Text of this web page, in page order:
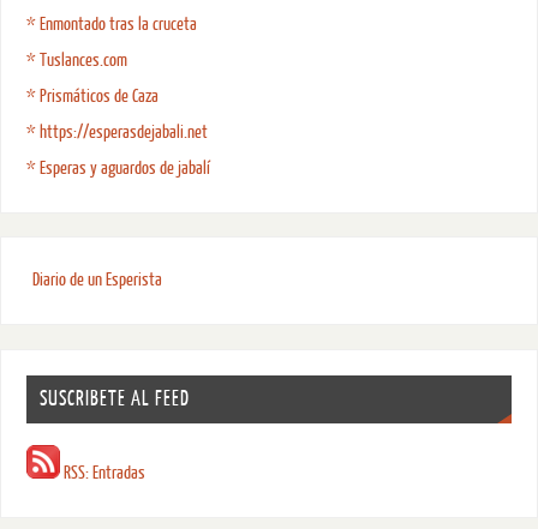
* Enmontado tras la cruceta
* Tuslances.com
* Prismáticos de Caza
* https://esperasdejabali.net
* Esperas y aguardos de jabalí
Diario de un Esperista
SUSCRIBETE AL FEED
RSS: Entradas